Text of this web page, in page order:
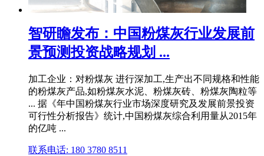
智研瞻发布：中国粉煤灰行业发展前
景预测投资战略规划 ...
加工企业：对粉煤灰 进行深加工,生产出不同规格和性能
的粉煤灰产品,如粉煤灰水泥、粉煤灰砖、粉煤灰陶粒等
... 据《年中国粉煤灰行业市场深度研究及发展前景投资
可行性分析报告》统计,中国粉煤灰综合利用量从2015年
的亿吨 ...
联系电话: 180 3780 8511